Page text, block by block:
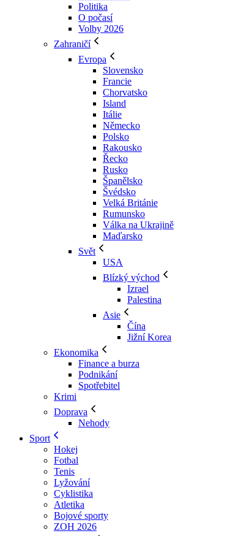
Politika
O počasí
Volby 2026
Zahraničí
Evropa
Slovensko
Francie
Chorvatsko
Island
Itálie
Německo
Polsko
Rakousko
Řecko
Rusko
Španělsko
Švédsko
Velká Británie
Rumunsko
Válka na Ukrajině
Maďarsko
Svět
USA
Blízký východ
Izrael
Palestina
Asie
Čína
Jižní Korea
Ekonomika
Finance a burza
Podnikání
Spotřebitel
Krimi
Doprava
Nehody
Sport
Hokej
Fotbal
Tenis
Lyžování
Cyklistika
Atletika
Bojové sporty
ZOH 2026